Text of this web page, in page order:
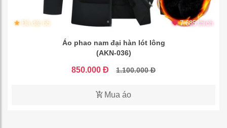
Đã đặt 65 7.685 thích
Áo phao nam đại hàn lót lông
(AKN-036)
850.000 Đ 1.100.000 Đ
Mua áo